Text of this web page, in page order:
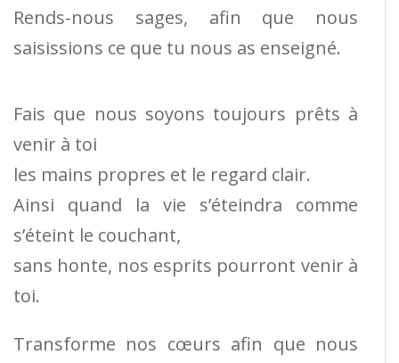
Rends-nous sages, afin que nous
saisissions ce que tu nous as enseigné.
Fais que nous soyons toujours prêts à
venir à toi
les mains propres et le regard clair.
Ainsi quand la vie s’éteindra comme
s’éteint le couchant,
sans honte, nos esprits pourront venir à
toi.
Transforme nos cœurs afin que nous